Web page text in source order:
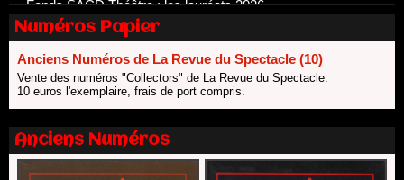
Dispositif ARTCENA Écrire pour le cirque, les lauréats 2026 !
20/06/2026
Le palmarès des prix SACD 2026
18/06/2026
Les 10 lauréats du Fonds Grandes Formes Théâtre 2026
SACD
Nomination de Nathalie Garraud et Olivier Saccomano à la
direction du Théâtre de Gennevilliers - CDN
Numéros Papier
Anciens Numéros de La Revue du Spectacle (10)
Vente des numéros "Collectors" de La Revue du Spectacle.
10 euros l'exemplaire, frais de port compris.
Anciens Numéros